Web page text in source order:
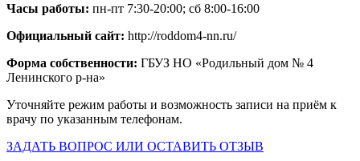
Часы работы: пн-пт 7:30-20:00; сб 8:00-16:00
Официальный сайт: http://roddom4-nn.ru/
Форма собственности: ГБУЗ НО «Родильный дом № 4
Ленинского р-на»
Уточняйте режим работы и возможность записи на приём к
врачу по указанным телефонам.
ЗАДАТЬ ВОПРОС ИЛИ ОСТАВИТЬ ОТЗЫВ